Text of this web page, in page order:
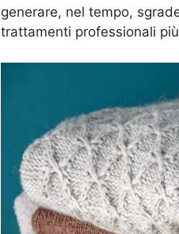
generare, nel tempo,
trattamenti professionali